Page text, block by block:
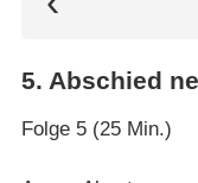
5. Abschied
Folge 5 (25 Min.)